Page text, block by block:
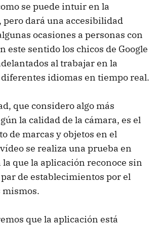
se puede intuir en la
pero dará una accesibilidad
ocasiones a personas con
este sentido los chicos de Google
al trabajar en la
idiomas en tiempo real.
que considero algo más
la calidad de la cámara, es el
de marcas y objetos en el
se realiza una prueba en
la que la aplicación reconoce sin
de establecimientos por el
mismos.
que la aplicación está